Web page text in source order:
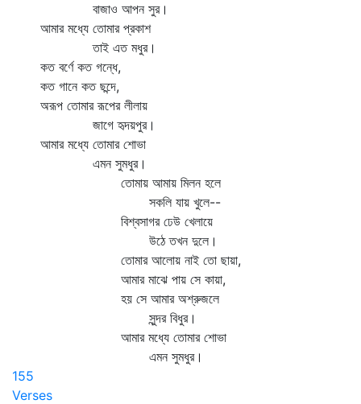
বাজাও আপন সুর।
আমার মধ্যে তোমার প্রকাশ
তাই এত মধুর।
কত বর্ণে কত গন্ধে,
কত গানে কত ছন্দে,
অরূপ তোমার রূপের লীলায়
জাগে হৃদয়পুর।
আমার মধ্যে তোমার শোভা
এমন সুমধুর।
তোমায় আমায় মিলন হলে
সকলি যায় খুলে--
বিশ্বসাগর ঢেউ খেলায়ে
উঠে তখন দুলে।
তোমার আলোয় নাই তো ছায়া,
আমার মাঝে পায় সে কায়া,
হয় সে আমার অশ্রুজলে
সুন্দর বিধুর।
আমার মধ্যে তোমার শোভা
এমন সুমধুর।
155
Verses